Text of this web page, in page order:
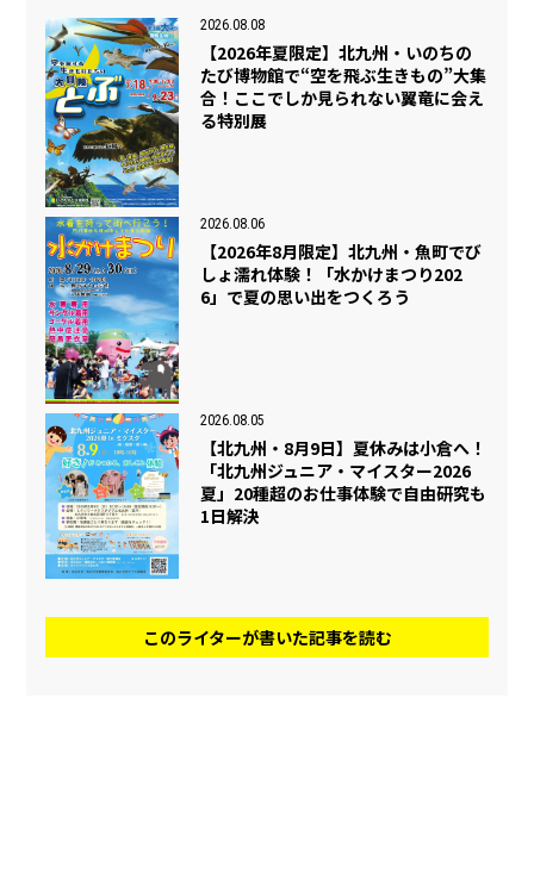
2026.08.08
【2026年夏限定】北九州・いのちの
たび博物館で“空を飛ぶ生きもの”大集
合！ここでしか見られない翼竜に会え
る特別展
2026.08.06
【2026年8月限定】北九州・魚町でび
しょ濡れ体験！「水かけまつり202
6」で夏の思い出をつくろう
2026.08.05
【北九州・8月9日】夏休みは小倉へ！
「北九州ジュニア・マイスター2026
夏」20種超のお仕事体験で自由研究も
1日解決
このライターが書いた記事を読む